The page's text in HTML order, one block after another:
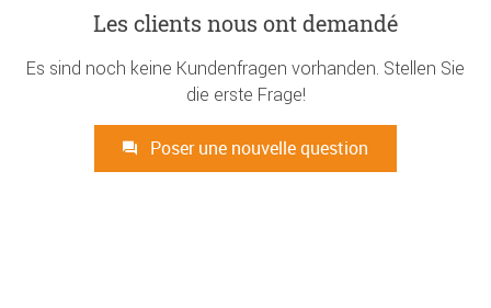
Les clients nous ont demandé
Es sind noch keine Kundenfragen vorhanden. Stellen Sie
die erste Frage!
Poser une nouvelle question